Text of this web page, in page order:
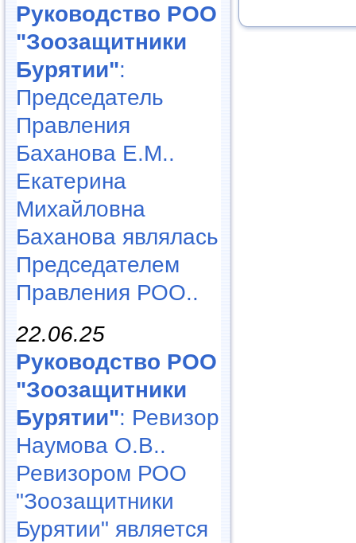
Руководство РОО
"Зоозащитники
Бурятии":
Председатель
Правления
Баханова Е.М..
Екатерина
Михайловна
Баханова являлась
Председателем
Правления РОО..
22.06.25
Руководство РОО
"Зоозащитники
Бурятии": Ревизор
Наумова О.В..
Ревизором РОО
"Зоозащитники
Бурятии" является